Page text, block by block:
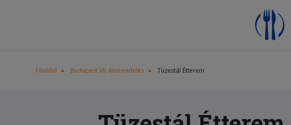
Főoldal Budapest VII. ételrendelés Tüzestál Étterem